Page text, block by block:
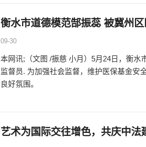
衡水市道德模范郜振蕊 被冀州
09-30
本网讯;（文图 /振慈 小月）5月24日，衡
监督员. 为加强社会监督，维护医保基金安
良好氛围。
艺术为国际交往增色，共庆中